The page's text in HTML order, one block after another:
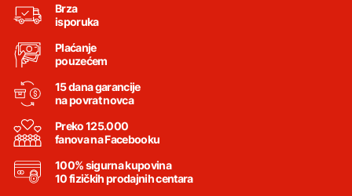
Brza
isporuka
Plaćanje
pouzećem
15 dana garancije
na povrat novca
Preko 125.000
fanova na Facebooku
100% sigurna kupovina
10 fizičkih prodajnih centara